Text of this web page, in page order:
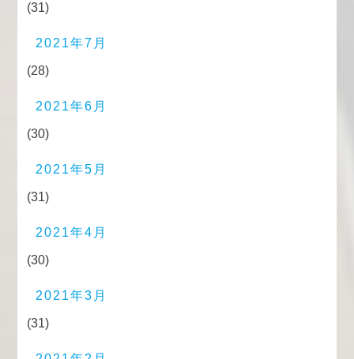
(31)
2021年7月
(28)
2021年6月
(30)
2021年5月
(31)
2021年4月
(30)
2021年3月
(31)